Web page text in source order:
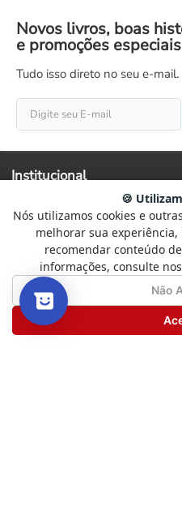
Novos livros, boas
e promoções especiais
Tudo isso direto no seu e-mail.
Institucional
Ajuda
Fale Conosco
Redes Sociais
🍪
Nós utilizamos cookies e
melhorar sua
recomendar conteúdo
informações, consulte
Não
Como está sendo sua
Selecione
uma
opção
a
5
Não Satisfeito